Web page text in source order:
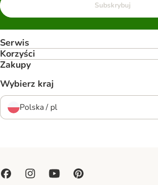
Subskrybuj
Serwis
Korzyści
Zakupy
Wybierz kraj
Polska / pl